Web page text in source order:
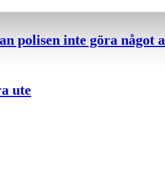
polisen inte göra något
ute